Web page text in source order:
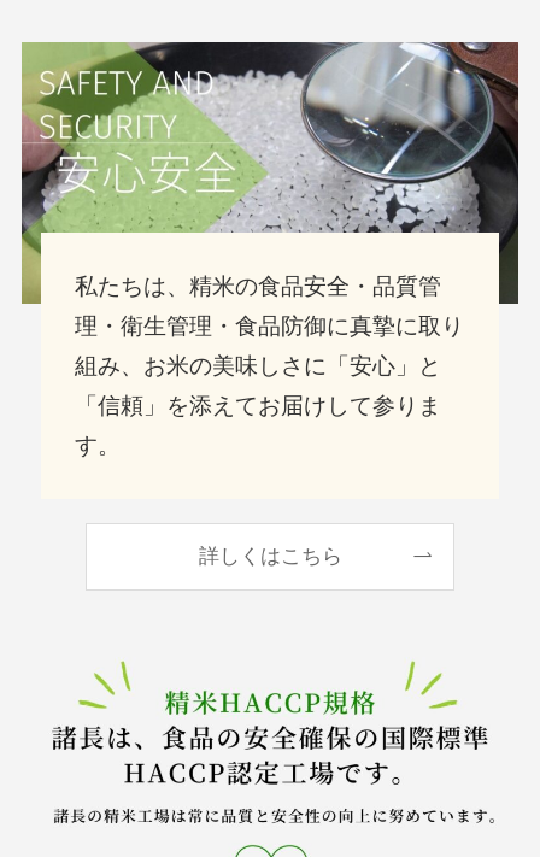
私たちは、精米の食品安全・品質管
理・衛生管理・食品防御に真摯に取り
組み、お米の美味しさに「安心」と
「信頼」を添えてお届けして参りま
す。
詳しくはこちら